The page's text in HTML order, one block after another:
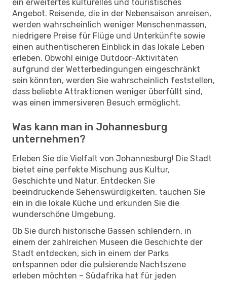
ein erweitertes kulturelles und touristisches
Angebot. Reisende, die in der Nebensaison anreisen,
werden wahrscheinlich weniger Menschenmassen,
niedrigere Preise für Flüge und Unterkünfte sowie
einen authentischeren Einblick in das lokale Leben
erleben. Obwohl einige Outdoor-Aktivitäten
aufgrund der Wetterbedingungen eingeschränkt
sein könnten, werden Sie wahrscheinlich feststellen,
dass beliebte Attraktionen weniger überfüllt sind,
was einen immersiveren Besuch ermöglicht.
Was kann man in Johannesburg
unternehmen?
Erleben Sie die Vielfalt von Johannesburg! Die Stadt
bietet eine perfekte Mischung aus Kultur,
Geschichte und Natur. Entdecken Sie
beeindruckende Sehenswürdigkeiten, tauchen Sie
ein in die lokale Küche und erkunden Sie die
wunderschöne Umgebung.
Ob Sie durch historische Gassen schlendern, in
einem der zahlreichen Museen die Geschichte der
Stadt entdecken, sich in einem der Parks
entspannen oder die pulsierende Nachtszene
erleben möchten – Südafrika hat für jeden